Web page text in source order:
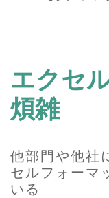
エクセ
煩雑
他部門や他社
セルフォーマ
いる